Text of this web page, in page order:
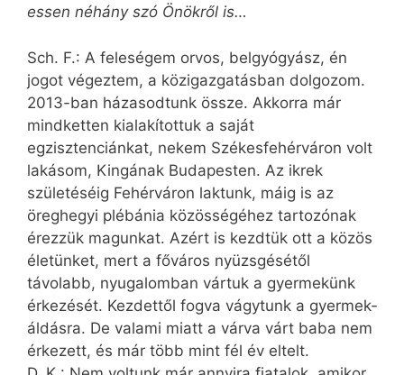
essen néhány szó Önökről is…
Sch. F.: A feleségem orvos, belgyógyász, én
jogot végeztem, a közigazgatásban dolgozom.
2013-ban házasodtunk össze. Akkorra már
mindketten kialakítottuk a saját
egzisztenciánkat, nekem Székesfehérváron volt
lakásom, Kingának Budapesten. Az ikrek
születéséig Fehérváron laktunk, máig is az
öreghegyi plébánia közösségéhez tartozónak
érezzük magunkat. Azért is kezdtük ott a közös
életünket, mert a főváros nyüzsgésétől
távolabb, nyugalomban vártuk a gyermekünk
érkezését. Kezdettől fogva vágytunk a gyermek­
áldásra. De valami miatt a várva várt baba nem
érkezett, és már több mint fél év eltelt.